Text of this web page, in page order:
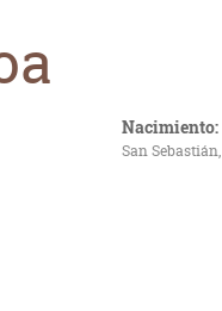
Nacimiento:
San Sebastián,